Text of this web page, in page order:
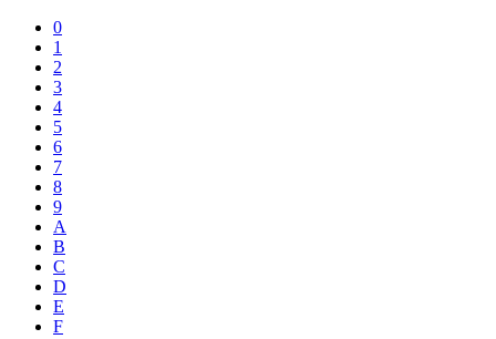
0
1
2
3
4
5
6
7
8
9
A
B
C
D
E
F